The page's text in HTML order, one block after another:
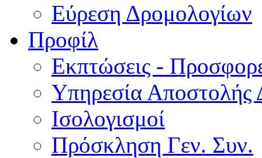
Εύρεση Δρομολογίων
Προφίλ
Εκπτώσεις -
Υπηρεσία Αποστολής
Ισολογισμοί
Πρόσκληση Γεν. Συν.